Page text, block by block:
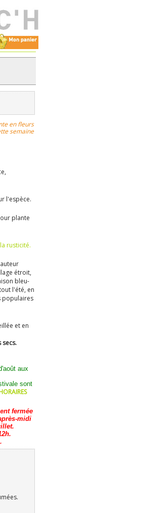
en fleurs
semaine
l'espèce.
plante
rusticité.
étroit,
bleu-
l'été, en
populaires
et en
secs.
aux
sont
fermée
midi